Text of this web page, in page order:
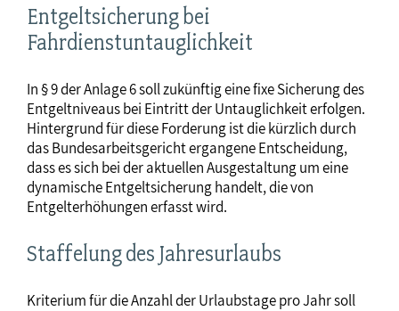
Entgeltsicherung bei
Fahrdienstuntauglichkeit
In § 9 der Anlage 6 soll zukünftig eine fixe Sicherung des
Entgeltniveaus bei Eintritt der Untauglichkeit erfolgen.
Hintergrund für diese Forderung ist die kürzlich durch
das Bundesarbeitsgericht ergangene Entscheidung,
dass es sich bei der aktuellen Ausgestaltung um eine
dynamische Entgeltsicherung handelt, die von
Entgelterhöhungen erfasst wird.
Staffelung des Jahresurlaubs
Kriterium für die Anzahl der Urlaubstage pro Jahr soll